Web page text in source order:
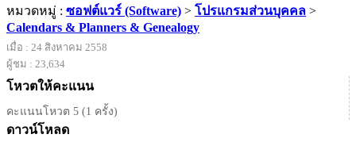
หมวดหมู่ : ซอฟต์แวร์ (Software) > โปรแกรมส่วนบุคคล >
Calendars & Planners & Genealogy
เมื่อ : 24 สิงหาคม 2558
ผู้ชม : 23,634
โหวตให้คะแนน
คะแนนโหวต 5 (1 ครั้ง)
ดาวน์โหลด